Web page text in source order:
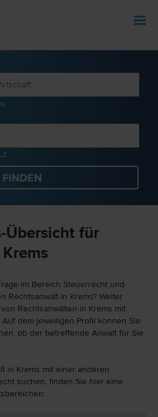
Übersicht für
im Bereich Steuerrecht und
Rechtsanwalt in Krems? Weiter
Rechtsanwälten in Krems mit
dem jeweiligen Profil können Sie
ob der betreffende Anwalt für Sie
in Krems mit einer anderen
suchen, finden Sie hier eine